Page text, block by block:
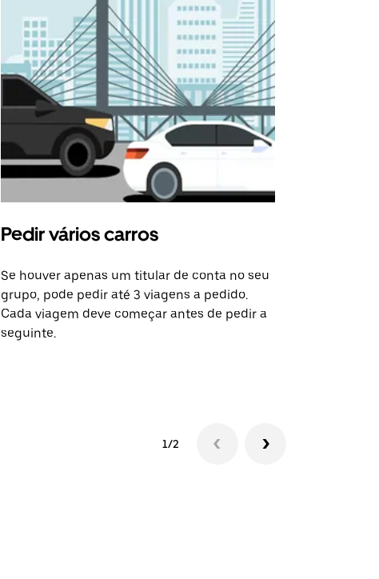
Pedir vários carros
Se houver apenas um titular de conta no seu
grupo, pode pedir até 3 viagens a pedido.
Cada viagem deve começar antes de pedir a
seguinte.
1/2